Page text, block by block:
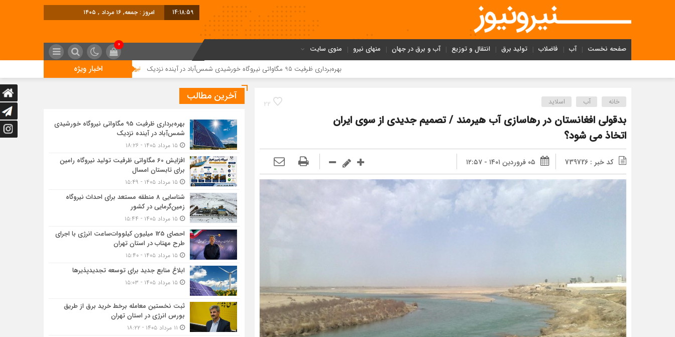
14:19:00 امروز : جمعه, ۱۶ مرداد , ۱۴۰۵
صفحه نخست آب فاضلاب تولید برق انتقال و توزیع آب و برق در جهان منهای نیرو منوی سایت 0
اخبار ویژه بهره‌برداری ظرفیت 95 مگاواتی نیروگاه خورشیدی شمس‌آباد در آینده نزدیک افزایش 60 مگاواتی ظرفیت تولید نیروگاه رامین برای تابستان امسال
22 خانه آب اسلاید
بدقولی افغانستان در رهاسازی آب هیرمند / تصمیم جدیدی از سوی ایران
اتخاذ می شود؟
کد خبر : 739726 ۰۵ فروردین ۱۴۰۱ - ۱۲:۵۷
آخرین مطالب
بهره‌برداری ظرفیت 95 مگاواتی نیروگاه خورشیدی
شمس‌آباد در آینده نزدیک
۱۵ مرداد ۱۴۰۵ - ۱۸:۲۶
افزایش 60 مگاواتی ظرفیت تولید نیروگاه رامین
برای تابستان امسال
۱۵ مرداد ۱۴۰۵ - ۱۵:۴۹
شناسایی 8 منطقه مستعد برای احداث نیروگاه
زمین‌گرمایی در کشور
۱۵ مرداد ۱۴۰۵ - ۱۵:۴۴
احصای 125 میلیون کیلووات‌ساعت انرژی با اجرای
طرح مهتاب در استان تهران
۱۵ مرداد ۱۴۰۵ - ۱۵:۴۰
ابلاغ منابع جدید برای توسعه تجدیدپذیرها
۱۵ مرداد ۱۴۰۵ - ۱۵:۰۳
ثبت نخستین معامله برخط خرید برق از طریق
بورس انرژی در استان تهران